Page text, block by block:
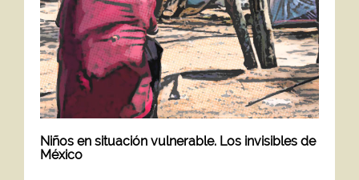
Niños en situación vulnerable. Los invisibles de
México